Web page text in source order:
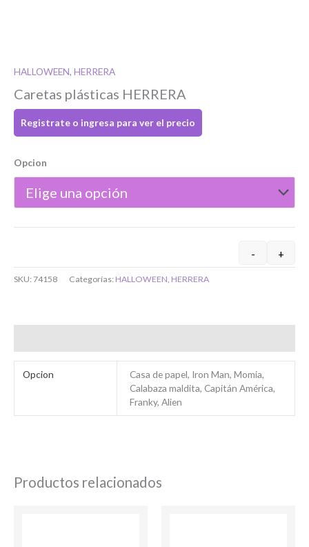
HALLOWEEN, HERRERA
Caretas plásticas HERRERA
Registrate o ingresa para ver el precio
Opcion
- +
SKU:74158 Categorías: HALLOWEEN, HERRERA
Opcion
Casa de papel, Iron Man, Momia,
Calabaza maldita, Capitán América,
Franky, Alien
Productos relacionados
Si tenés cuenta...
Toca para ingresar
O completa el Formulario de registro